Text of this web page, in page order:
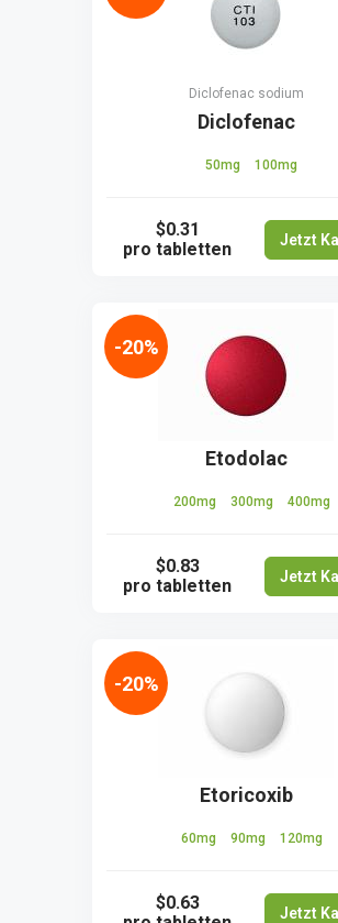
Diclofenac sodium
Diclofenac
50mg 100mg
$0.31
pro tabletten
Jetzt
Etodolac
200mg 300mg 400mg
$0.83
pro tabletten
Jetzt
-20%
Etoricoxib
60mg 90mg 120mg
$0.63
Jetzt
-20%